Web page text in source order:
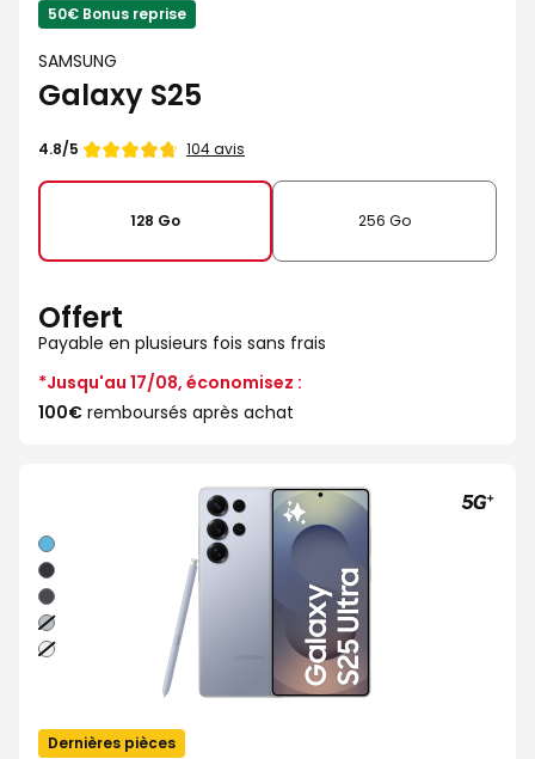
50€ Bonus reprise
SAMSUNG
Galaxy S25
Note
4.8/5 104 avis
128 Go 256 Go
Offert
Payable en plusieurs fois sans frais
*Jusqu'au 17/08, économisez :
100€ remboursés après achat
Bleu
Noir
Noir
absolu
Gris
Argent
Dernières pièces